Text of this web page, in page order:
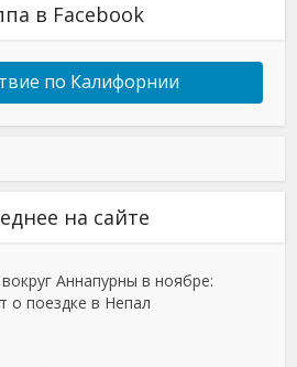
в Facebook
по Калифорнии
на сайте
Аннапурны в ноябре:
о поездке в Непал